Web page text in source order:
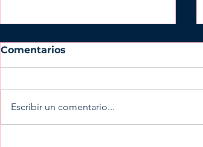
Comentarios
Escribir un comentario...